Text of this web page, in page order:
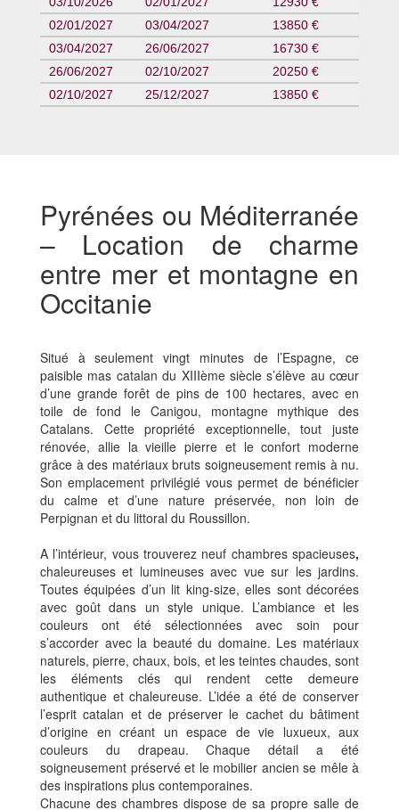
02/01/2027
03/04/2027
13850 €
03/04/2027
26/06/2027
16730 €
26/06/2027
02/10/2027
20250 €
02/10/2027
25/12/2027 13850 €
Pyrénées ou Méditerranée
– Location de charme
entre mer et montagne en
Occitanie
Situé à seulement vingt minutes de l’Espagne, ce
paisible mas catalan du XIIIème siècle s’élève au cœur
d’une grande forêt de pins de 100 hectares, avec en
toile de fond le Canigou, montagne mythique des
Catalans. Cette propriété exceptionnelle, tout juste
rénovée, allie la vieille pierre et le confort moderne
grâce à des matériaux bruts soigneusement remis à nu.
Son emplacement privilégié vous permet de bénéficier
du calme et d’une nature préservée, non loin de
Perpignan et du littoral du Roussillon.
A l’intérieur, vous trouverez neuf chambres spacieuses,
chaleureuses et lumineuses avec vue sur les jardins.
Toutes équipées d’un lit king-size, elles sont décorées
avec goût dans un style unique. L’ambiance et les
couleurs ont été sélectionnées avec soin pour
s’accorder avec la beauté du domaine. Les matériaux
naturels, pierre, chaux, bois, et les teintes chaudes, sont
les éléments clés qui rendent cette demeure
authentique et chaleureuse. L’idée a été de conserver
l’esprit catalan et de préserver le cachet du bâtiment
d’origine en créant un espace de vie luxueux, aux
couleurs du drapeau. Chaque détail a été
soigneusement préservé et le mobilier ancien se mêle à
des inspirations plus contemporaines.
Chacune des chambres dispose de sa propre salle de